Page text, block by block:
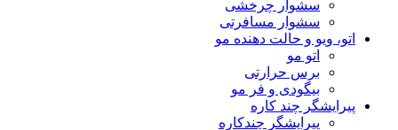
سشوار چرخشی
سشوار مسافرتی
اتو، ویو و حالت دهنده مو
اتو مو
برس حرارتی
بیگودی و فر مو
پیرایشگر چند کاره
پیرایشگر چندکاره